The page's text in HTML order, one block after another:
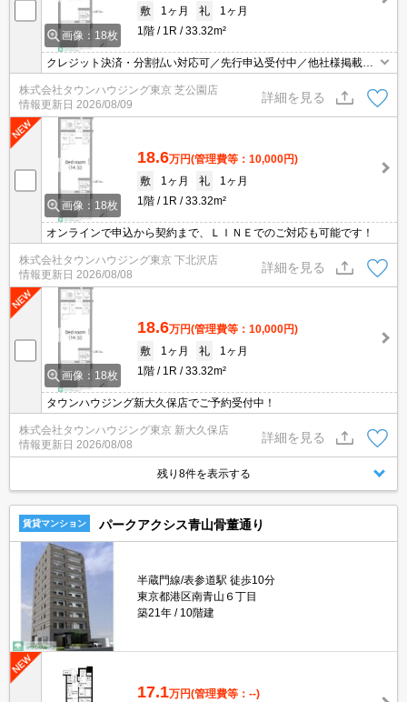
画像：18枚
敷
1ヶ月 礼
1ヶ月
1階
1R 33.32m²
クレジット決済・分割払い対応可／先行申込受付中／他社様掲載物
件もまとめてご案内可能／専任物件多数あり
株式会社タウンハウジング東京 芝公園店
情報更新日 2026/08/09
詳細を見る
画像：18枚
18.6万円(管理費等：10,000円)
敷
1ヶ月 礼
1ヶ月
1階
1R 33.32m²
オンラインで申込から契約まで、ＬＩＮＥでのご対応も可能です！
株式会社タウンハウジング東京 下北沢店
情報更新日 2026/08/08
詳細を見る
画像：18枚
18.6万円(管理費等：10,000円)
敷
1ヶ月 礼
1ヶ月
1階
1R 33.32m²
タウンハウジング新大久保店でご予約受付中！
株式会社タウンハウジング東京 新大久保店
情報更新日 2026/08/08
詳細を見る
残り8件を表示する
賃貸マンション パークアクシス青山骨董通り
半蔵門線/表参道駅 徒歩10分
東京都港区南青山６丁目
築21年
10階建
17.1万円(管理費等：--)